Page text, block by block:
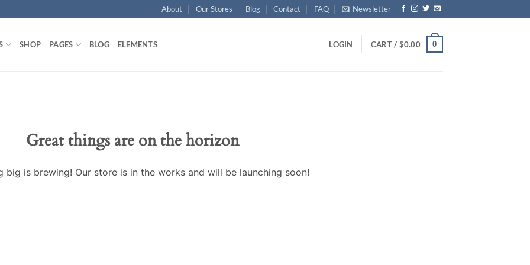
About Our Stores Blog Contact FAQ Newsletter
SHOP PAGES BLOG ELEMENTS LOGIN CART / $0.00 0
Great things are on the horizon
big is brewing! Our store is in the works and will be launching soon!